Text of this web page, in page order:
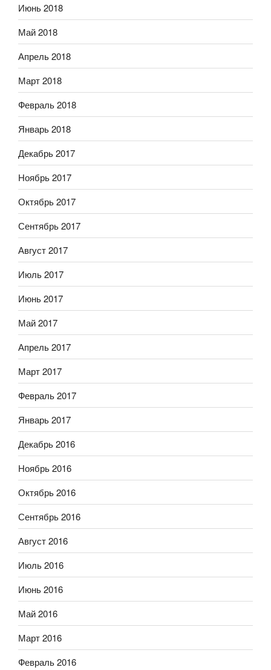
Июнь 2018
Май 2018
Апрель 2018
Март 2018
Февраль 2018
Январь 2018
Декабрь 2017
Ноябрь 2017
Октябрь 2017
Сентябрь 2017
Август 2017
Июль 2017
Июнь 2017
Май 2017
Апрель 2017
Март 2017
Февраль 2017
Январь 2017
Декабрь 2016
Ноябрь 2016
Октябрь 2016
Сентябрь 2016
Август 2016
Июль 2016
Июнь 2016
Май 2016
Март 2016
Февраль 2016